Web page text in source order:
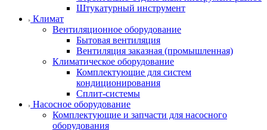
Штукатурный инструмент
Климат
Вентиляционное оборудование
Бытовая вентиляция
Вентиляция заказная (промышленная)
Климатическое оборудование
Комплектующие для систем
кондиционирования
Сплит-системы
Насосное оборудование
Комплектующие и запчасти для насосного
оборудования